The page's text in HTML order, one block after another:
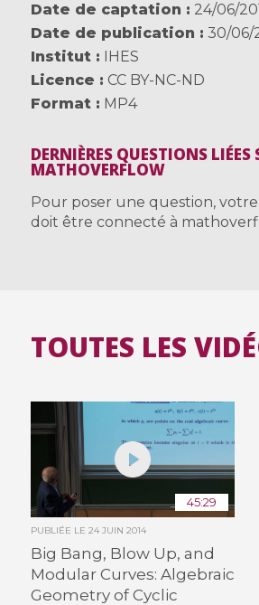
Date de captation
24/06/
Date de publication
30/06/
Institut
IHES
Licence
CC BY-NC-ND
Format
MP4
DERNIÈRES QUESTIONS LIÉES
MATHOVERFLOW
Pour poser une question,
doit être connecté à
TOUTES LES
45:29
PUBLIÉE LE 24 JUIN 2014
Big Bang, Blow Up, and
Modular Curves: Algebraic
Geometry of Cyclic